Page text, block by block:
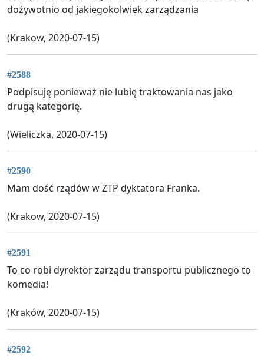
dożywotnio od jakiegokolwiek zarządzania
(Krakow, 2020-07-15)
#2588
Podpisuję ponieważ nie lubię traktowania nas jako
drugą kategorię.
(Wieliczka, 2020-07-15)
#2590
Mam dość rządów w ZTP dyktatora Franka.
(Krakow, 2020-07-15)
#2591
To co robi dyrektor zarządu transportu publicznego to
komedia!
(Kraków, 2020-07-15)
#2592